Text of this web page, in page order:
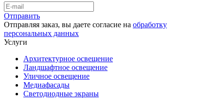
Отправить
Отправляя заказ, вы даете согласие на обработку
персональных данных
Услуги
Архитектурное освещение
Ландшафтное освещение
Уличное освещение
Медиафасады
Светодиодные экраны